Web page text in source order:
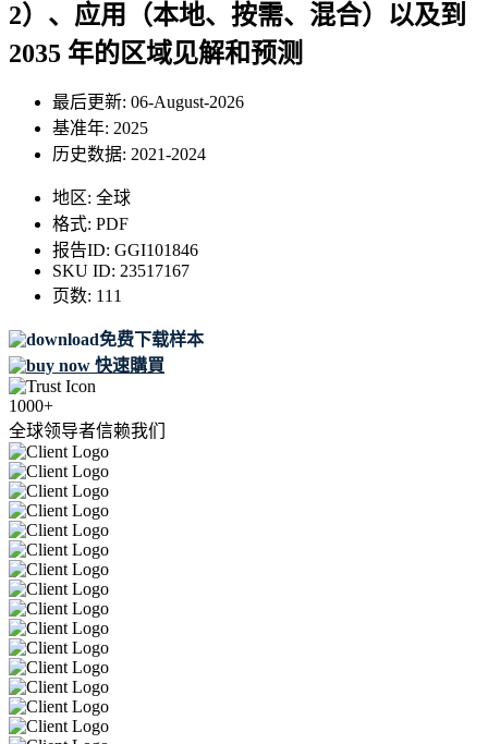
2）、应用（本地、按需、混合）以及到
2035 年的区域见解和预测
最后更新: 06-August-2026
基准年: 2025
历史数据: 2021-2024
地区: 全球
格式: PDF
报告ID: GGI101846
SKU ID: 23517167
页数: 111
免费下载样本
快速購買
1000+
全球领导者信赖我们